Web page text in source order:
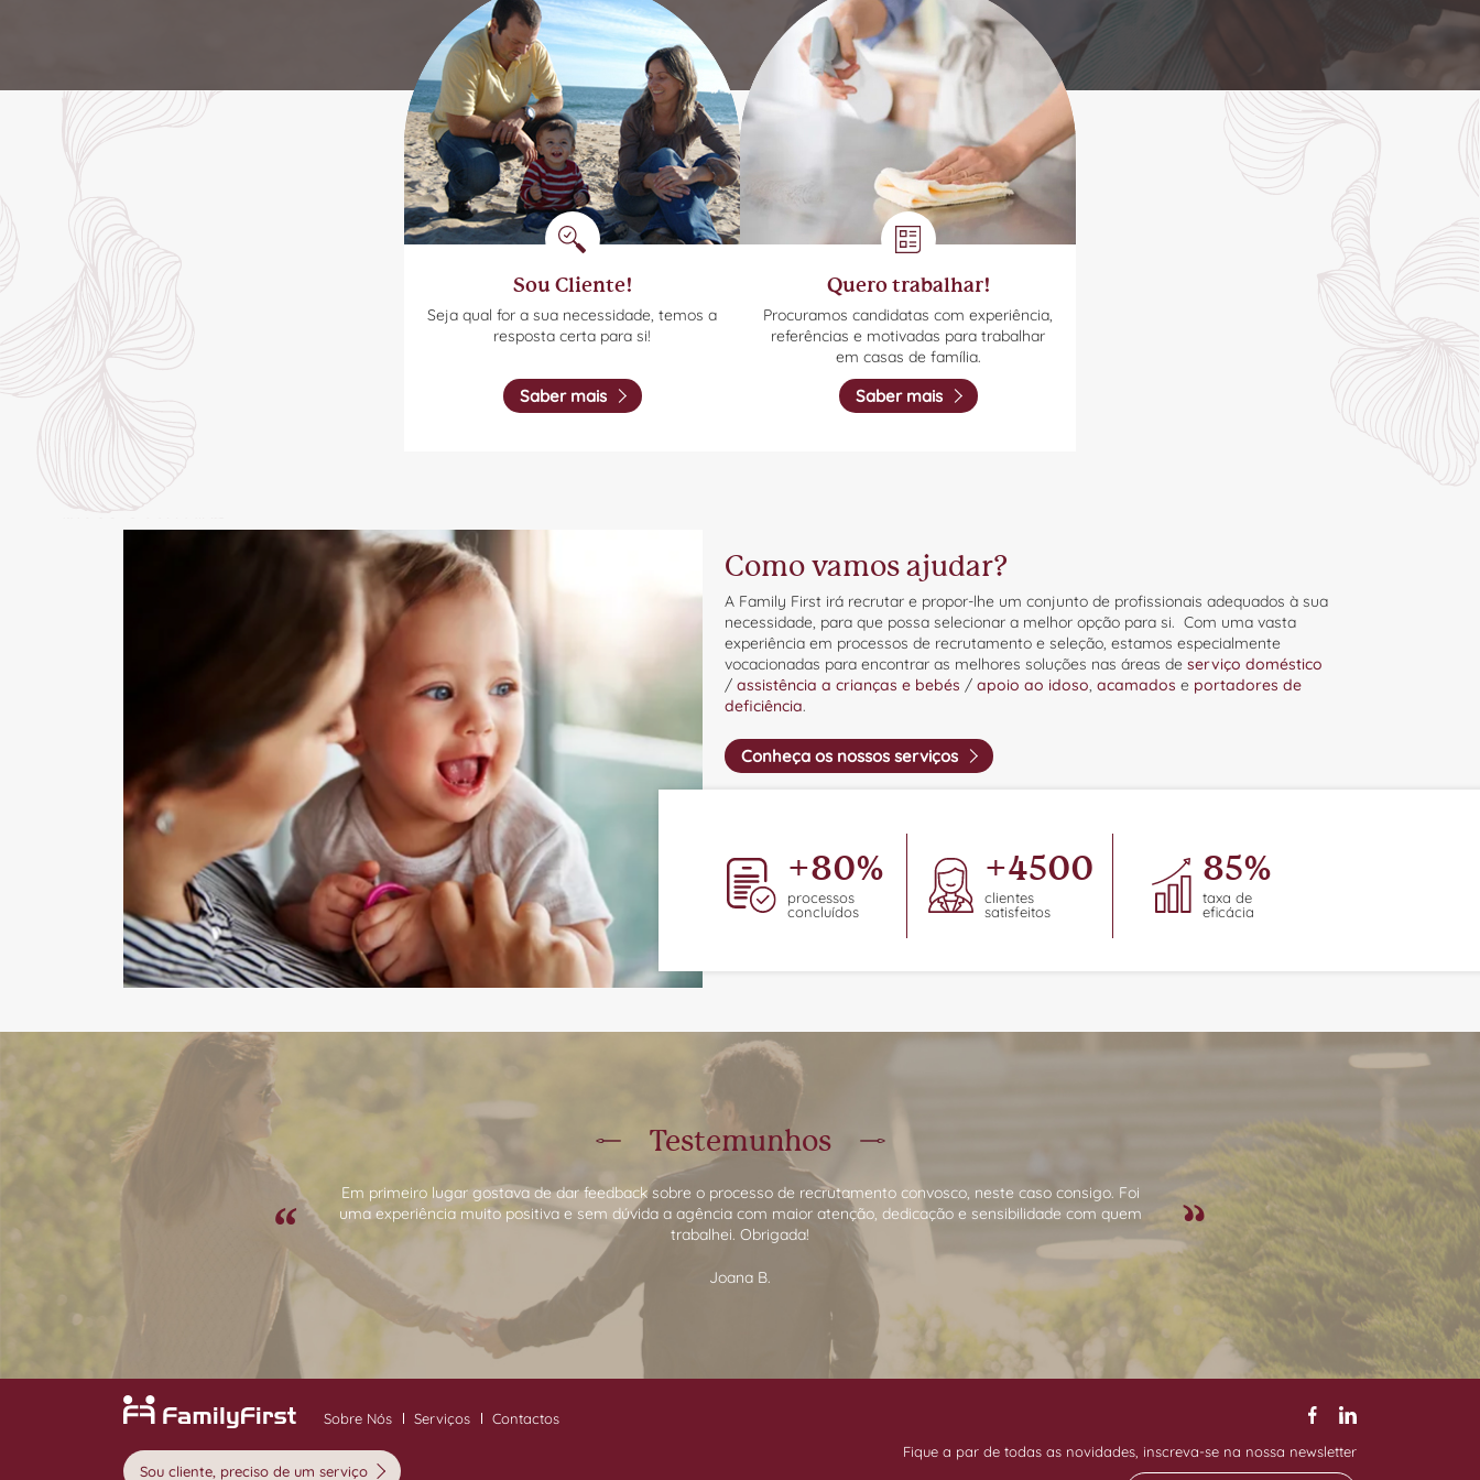
Sou Cliente!
Seja qual for a sua necessidade, temos a
resposta certa para si!
Saber mais
Quero trabalhar!
Procuramos candidatas com experiência,
referências e motivadas para trabalhar
em casas de família.
Saber mais
Como vamos ajudar?
A Family First irá recrutar e propor-lhe um conjunto de profissionais adequados à sua
necessidade, para que possa selecionar a melhor opção para si. Com uma vasta
experiência em processos de recrutamento e seleção, estamos especialmente
vocacionadas para encontrar as melhores soluções nas áreas de serviço doméstico
/assistência a crianças e bebés /apoio ao idoso,acamados e portadores de
deficiência.
Conheça os nossos serviços
+80%
processos
concluídos
+4500
clientes
satisfeitos
85%
taxa de
eficácia
Testemunhos
Em primeiro lugar gostava de dar feedback sobre o processo de recrutamento convosco, neste caso consigo. Foi
uma experiência muito positiva e sem dúvida a agência com maior atenção, dedicação e sensibilidade com quem
trabalhei. Obrigada!
Joana B.
Sobre Nós Serviços Contactos
Sou cliente, preciso de um serviço
Fique a par de todas as novidades, inscreva-se na nossa newsletter